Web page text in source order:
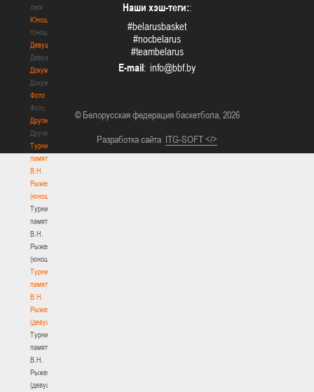
лиги
Юноши
Юноши
Девушки
Девушки
Документы
Документы
Фото
Фото
Другие
Другие
Турнир
памяти
В.Н.
Рыженкова
(юноши)
Турнир
памяти
В.Н.
Рыженкова
(юноши)
Турнир
памяти
В.Н.
Рыженкова
(девушки)
Турнир
памяти
В.Н.
Рыженкова
(девушки)
Наши хэш-теги::
#belarusbasket
#nocbelarus
#teambelarus
E-mail:
© Белорусская федерация баскетбола, 2026
Разработка сайта ITG-SOFT </>